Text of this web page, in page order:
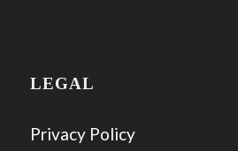
LEGAL
Privacy Policy